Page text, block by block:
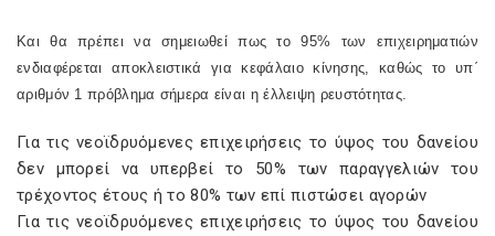
Και θα πρέπει να σημειωθεί πως το 95% των επιχειρηματιών
ενδιαφέρεται αποκλειστικά για κεφάλαιο κίνησης, καθώς το υπ΄
αριθμόν 1 πρόβλημα σήμερα είναι η έλλειψη ρευστότητας.
Για τις νεοϊδρυόμενες επιχειρήσεις το ύψος του δανείου
δεν μπορεί να υπερβεί το 50% των παραγγελιών του
τρέχοντος έτους ή το 80% των επί πιστώσει αγορών
Για τις νεοϊδρυόμενες επιχειρήσεις το ύψος του δανείου